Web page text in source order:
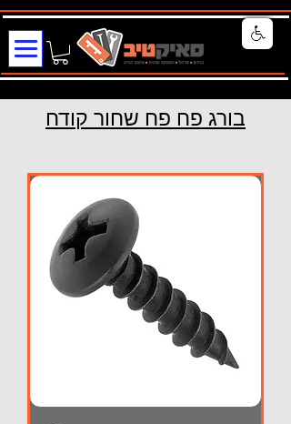
בורג פח פח שחור קודח